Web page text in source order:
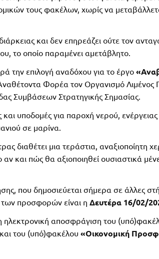
τους φακέλων, χωρίς να
και δεν επηρεάζει ούτε τον
το οποίο παραμένει αμετάβλητο.
την επιλογή αναδόχου για το έργο
Φορέα τον Οργανισμό Λιμένος
Συμβάσεων Στρατηγικής Σημασίας.
υποδομές για παροχή νερού,
σε μαρίνα.
διαθέτει μια τεράστια,
και πώς θα αξιοποιηθεί ουσιαστικά
που δημοσιεύεται σήμερα σε άλλες
προσφορών είναι η Δευτέρα 16/02/
ηλεκτρονική αποσφράγιση του
και του (υπό)φακέλου «Οικονομική